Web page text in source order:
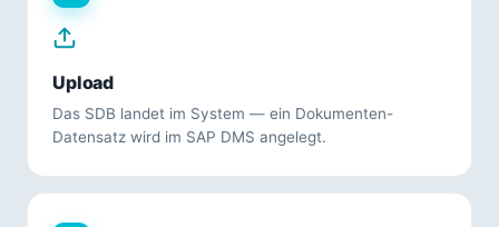
Upload
Das SDB landet im System — ein Dokumenten-
Datensatz wird im SAP DMS angelegt.